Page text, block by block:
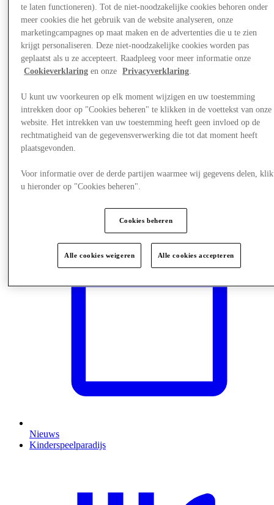
Aanbiedingen
Nieuws
Kinderspeelparadijs
te laten functioneren). Tot de niet-noodzakelijke cookies behoren onder
meer cookies die het gebruik van de website analyseren, onze
marketingcampagnes op maat maken en de advertenties die u te zien
krijgt personaliseren. Deze niet-noodzakelijke cookies worden pas
geplaatst als u ze accepteert. Raadpleeg voor meer informatie onze
Cookieverklaring en onze Privacyverklaring
U kunt uw voorkeuren op elk moment wijzigen en uw toestemming
intrekken door op "Cookies beheren" te klikken in de voettekst van onze
website. Het intrekken van uw toestemming heeft geen invloed op de
rechtmatigheid van de gegevensverwerking die tot dat moment heeft
plaatsgevonden.
Voor informatie over de derde partijen waarmee wij gegevens delen,
u hieronder op "Cookies beheren".
Cookies beheren
Alle cookies weigeren Alle cookies accepteren